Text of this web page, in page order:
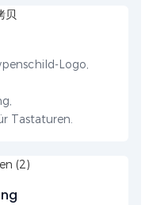
Logo,
Tastaturen.